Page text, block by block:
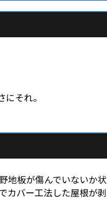
それ。
板が傷んでいないか
バー工法した屋根が剥